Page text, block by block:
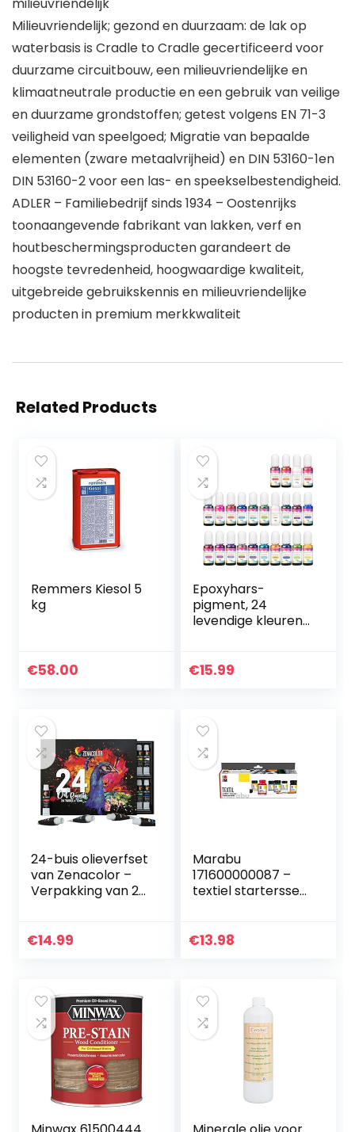
milieuvriendelijk
Milieuvriendelijk; gezond en duurzaam: de lak op
waterbasis is Cradle to Cradle gecertificeerd voor
duurzame circuitbouw, een milieuvriendelijke en
klimaatneutrale productie en een gebruik van veilige
en duurzame grondstoffen; getest volgens EN 71-3
veiligheid van speelgoed; Migratie van bepaalde
elementen (zware metaalvrijheid) en DIN 53160-1en
DIN 53160-2 voor een las- en speekselbestendigheid.
ADLER – Familiebedrijf sinds 1934 – Oostenrijks
toonaangevende fabrikant van lakken, verf en
houtbeschermingsproducten garandeert de
hoogste tevredenheid, hoogwaardige kwaliteit,
uitgebreide gebruikskennis en milieuvriendelijke
producten in premium merkkwaliteit
Related Products
Remmers Kiesol 5
kg
€58.00
Epoxyhars-
pigment, 24
levendige kleuren,
geconcentreerd,
€15.99
24-buis olieverfset
van Zenacolor –
Verpakking van 24
niet-toxische verf
€14.99
Marabu
171600000087 –
textiel startersset
waterbasis, voor
€13.98